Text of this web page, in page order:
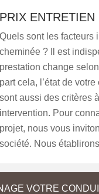
PRIX
Quels sont les facteurs
cheminée ? Il est
prestation change
part cela, l’état de
sont aussi des critères
intervention. Pour
projet, nous vous
société. Nous
VOTRE